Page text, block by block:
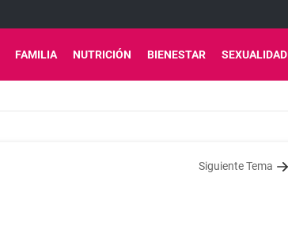
FAMILIA NUTRICIÓN BIENESTAR SEXUALIDAD
Siguiente Tema